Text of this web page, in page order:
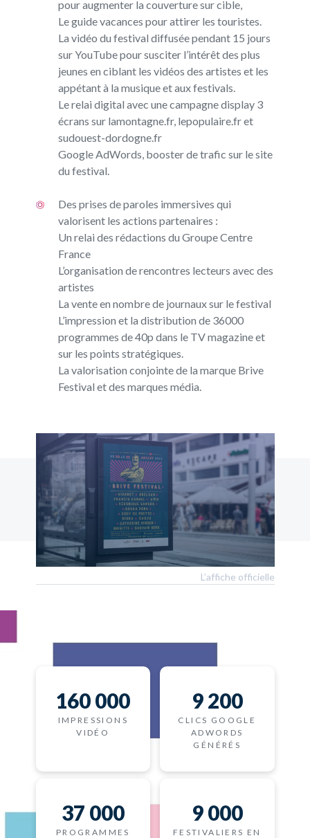
pour augmenter la couverture sur cible,
Le guide vacances pour attirer les touristes.
La vidéo du festival diffusée pendant 15 jours
sur YouTube pour susciter l’intérêt des plus
jeunes en ciblant les vidéos des artistes et les
appétant à la musique et aux festivals.
Le relai digital avec une campagne display 3
écrans sur lamontagne.fr, lepopulaire.fr et
sudouest-dordogne.fr
Google AdWords, booster de trafic sur le site
du festival.
Des prises de paroles immersives qui
valorisent les actions partenaires :
Un relai des rédactions du Groupe Centre
France
L’organisation de rencontres lecteurs avec des
artistes
La vente en nombre de journaux sur le festival
L’impression et la distribution de 36000
programmes de 40p dans le TV magazine et
sur les points stratégiques.
La valorisation conjointe de la marque Brive
Festival et des marques média.
L’affiche officielle
160 000
IMPRESSIONS
VIDÉO
9 200
CLICS GOOGLE
ADWORDS
GÉNÉRÉS
37 000
PROGRAMMES
9 000
FESTIVALIERS EN